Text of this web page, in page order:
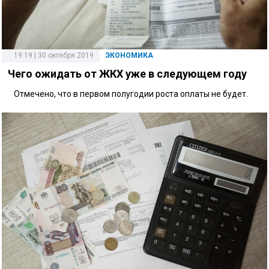
19:19 | 30 октября 2019 ЭКОНОМИКА
Чего ожидать от ЖКХ уже в следующем году
Отмечено, что в первом полугодии роста оплаты не будет.